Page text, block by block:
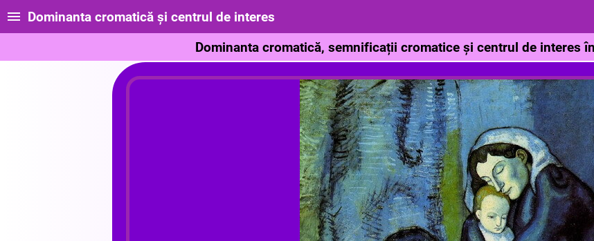
Dominanta cromatică și centrul de interes
Dominanta cromatică, semnificații cromatice și centrul de interes